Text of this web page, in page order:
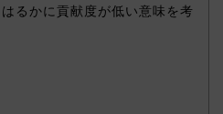
るかに貢献度が低い意味を考